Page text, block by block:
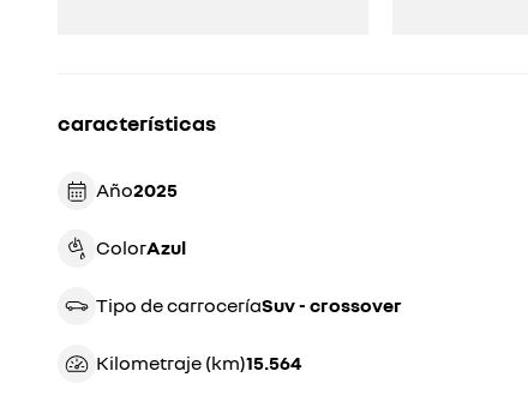
características
Año 2025
Color azul
Tipo de carrocería suv - crossover
Kilometraje (km) 15.564